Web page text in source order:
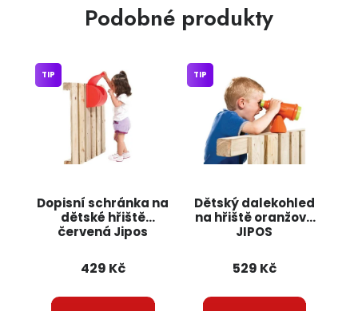
Podobné produkty
Dopisní schránka na
dětské hřiště
červená Jipos
TIP
429 Kč
Dětský dalekohled
na hřiště oranžový
JIPOS
TIP
529 Kč